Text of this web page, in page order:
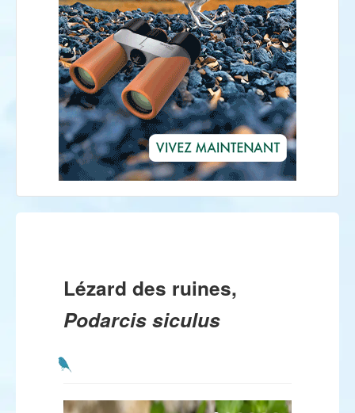
Lézard des ruines,
Podarcis siculus